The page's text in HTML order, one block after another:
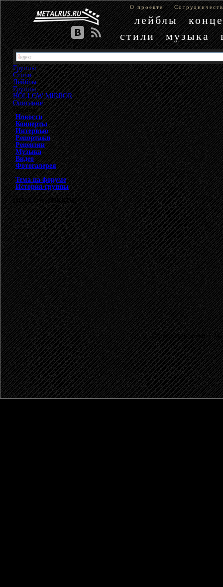
О проекте
лейблы
стили
музыка
Группы
Стили
Лейблы
Группы»
HOLLOW MIRROR»
Описание
Группа
Новости
Концерты
Интервью
Репортажи
Рецензии
Музыка
Видео
Фотогалерея
Тема на форуме
История группы
HOLLOW MIRROR
© 2003 - 2026 MetalRus.